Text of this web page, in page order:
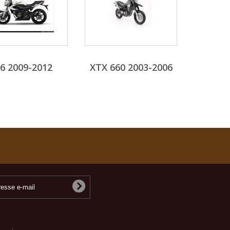
2009-2012 XTX 660 2003-2006